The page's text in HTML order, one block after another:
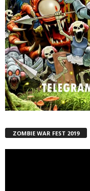
ZOMBIE WAR FEST 2019